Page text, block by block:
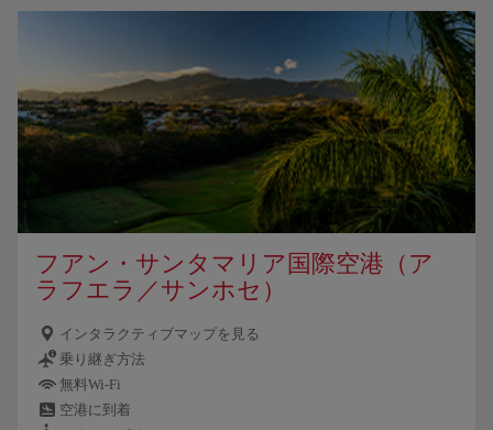
フアン・サンタマリア国際空港（ア
ラフエラ／サンホセ）
インタラクティブマップを見る
乗り継ぎ方法
無料Wi-Fi
空港に到着